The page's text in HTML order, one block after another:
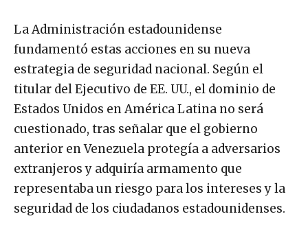
La Administración estadounidense
fundamentó estas acciones en su nueva
estrategia de seguridad nacional. Según el
titular del Ejecutivo de EE. UU., el dominio de
Estados Unidos en América Latina no será
cuestionado, tras señalar que el gobierno
anterior en Venezuela protegía a adversarios
extranjeros y adquiría armamento que
representaba un riesgo para los intereses y la
seguridad de los ciudadanos estadounidenses.